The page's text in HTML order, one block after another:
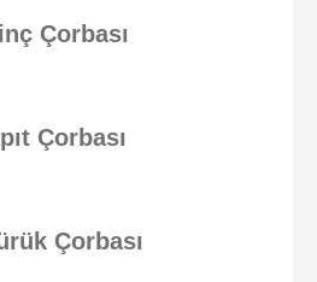
Çorbası
Çorbası
Çorbası